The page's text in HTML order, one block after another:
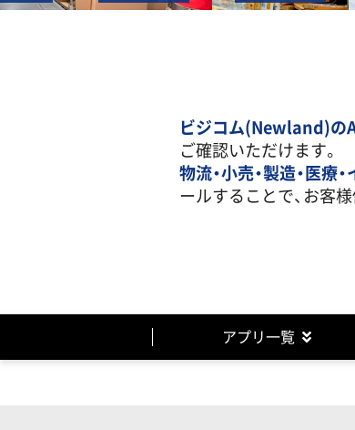
ビジコム(Newland)の
ご確認いただけます。
物流・小売・製造・医療
ールすることで、お客
アプリ一覧